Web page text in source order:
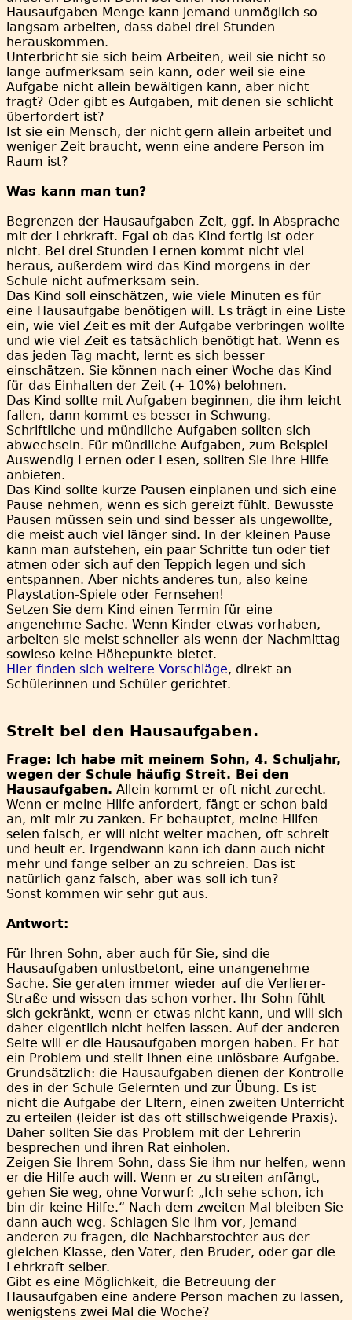
Hausaufgaben-Menge kann jemand unmöglich so
langsam arbeiten, dass dabei drei Stunden
herauskommen.
Unterbricht sie sich beim Arbeiten, weil sie nicht so
lange aufmerksam sein kann, oder weil sie eine
Aufgabe nicht allein bewältigen kann, aber nicht
fragt? Oder gibt es Aufgaben, mit denen sie schlicht
überfordert ist?
Ist sie ein Mensch, der nicht gern allein arbeitet und
weniger Zeit braucht, wenn eine andere Person im
Raum ist?
Was kann man tun?
Begrenzen der Hausaufgaben-Zeit, ggf. in Absprache
mit der Lehrkraft. Egal ob das Kind fertig ist oder
nicht. Bei drei Stunden Lernen kommt nicht viel
heraus, außerdem wird das Kind morgens in der
Schule nicht aufmerksam sein.
Das Kind soll einschätzen, wie viele Minuten es für
eine Hausaufgabe benötigen will. Es trägt in eine Liste
ein, wie viel Zeit es mit der Aufgabe verbringen wollte
und wie viel Zeit es tatsächlich benötigt hat. Wenn es
das jeden Tag macht, lernt es sich besser
einschätzen. Sie können nach einer Woche das Kind
für das Einhalten der Zeit (+ 10%) belohnen.
Das Kind sollte mit Aufgaben beginnen, die ihm leicht
fallen, dann kommt es besser in Schwung.
Schriftliche und mündliche Aufgaben sollten sich
abwechseln. Für mündliche Aufgaben, zum Beispiel
Auswendig Lernen oder Lesen, sollten Sie Ihre Hilfe
anbieten.
Das Kind sollte kurze Pausen einplanen und sich eine
Pause nehmen, wenn es sich gereizt fühlt. Bewusste
Pausen müssen sein und sind besser als ungewollte,
die meist auch viel länger sind. In der kleinen Pause
kann man aufstehen, ein paar Schritte tun oder tief
atmen oder sich auf den Teppich legen und sich
entspannen. Aber nichts anderes tun, also keine
Playstation-Spiele oder Fernsehen!
Setzen Sie dem Kind einen Termin für eine
angenehme Sache. Wenn Kinder etwas vorhaben,
arbeiten sie meist schneller als wenn der Nachmittag
sowieso keine Höhepunkte bietet.
Hier finden sich weitere Vorschläge, direkt an
Schülerinnen und Schüler gerichtet.
Streit bei den Hausaufgaben.
Frage: Ich habe mit meinem Sohn, 4. Schuljahr,
wegen der Schule häufig Streit. Bei den
Hausaufgaben. Allein kommt er oft nicht zurecht.
Wenn er meine Hilfe anfordert, fängt er schon bald
an, mit mir zu zanken. Er behauptet, meine Hilfen
seien falsch, er will nicht weiter machen, oft schreit
und heult er. Irgendwann kann ich dann auch nicht
mehr und fange selber an zu schreien. Das ist
natürlich ganz falsch, aber was soll ich tun?
Sonst kommen wir sehr gut aus.
Antwort:
Für Ihren Sohn, aber auch für Sie, sind die
Hausaufgaben unlustbetont, eine unangenehme
Sache. Sie geraten immer wieder auf die Verlierer-
Straße und wissen das schon vorher. Ihr Sohn fühlt
sich gekränkt, wenn er etwas nicht kann, und will sich
daher eigentlich nicht helfen lassen. Auf der anderen
Seite will er die Hausaufgaben morgen haben. Er hat
ein Problem und stellt Ihnen eine unlösbare Aufgabe.
Grundsätzlich: die Hausaufgaben dienen der Kontrolle
des in der Schule Gelernten und zur Übung. Es ist
nicht die Aufgabe der Eltern, einen zweiten Unterricht
zu erteilen (leider ist das oft stillschweigende Praxis).
Daher sollten Sie das Problem mit der Lehrerin
besprechen und ihren Rat einholen.
Zeigen Sie Ihrem Sohn, dass Sie ihm nur helfen, wenn
er die Hilfe auch will. Wenn er zu streiten anfängt,
gehen Sie weg, ohne Vorwurf: „Ich sehe schon, ich
bin dir keine Hilfe.“ Nach dem zweiten Mal bleiben Sie
dann auch weg. Schlagen Sie ihm vor, jemand
anderen zu fragen, die Nachbarstochter aus der
gleichen Klasse, den Vater, den Bruder, oder gar die
Lehrkraft selber.
Gibt es eine Möglichkeit, die Betreuung der
Hausaufgaben eine andere Person machen zu lassen,
wenigstens zwei Mal die Woche?